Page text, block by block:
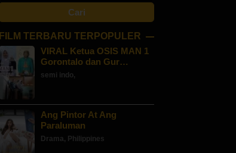
FILM TERBARU TERPOPULER
VIRAL Ketua OSIS MAN 1
Gorontalo dan Gur…
semi indo,
Ang Pintor At Ang
Paraluman
Drama, Philippines